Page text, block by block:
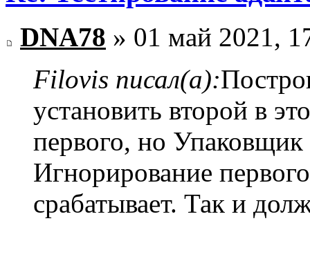
DNA78 » 01 май 2021,
Filovis писал(а):
установить второй в
первого, но
Игнорирование
срабатывает. Так и